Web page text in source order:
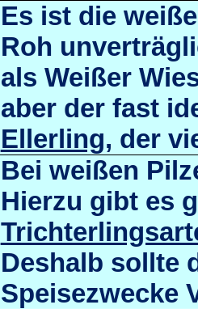
Es ist die
Roh
als Weißer
aber der fast
Ellerling, der
Bei weißen
Hierzu gibt es
Deshalb sollte
Speisezwecke